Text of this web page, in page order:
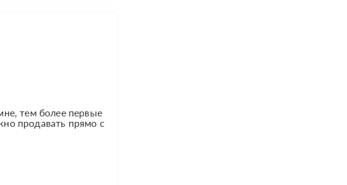
тем более первые
продавать прямо с